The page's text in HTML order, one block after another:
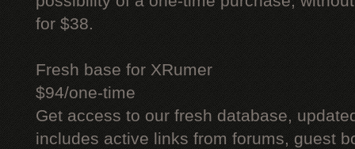
for $38.
Fresh base for XRumer
$94/one-time
Get access to our fresh database,
includes active links from forums, guest